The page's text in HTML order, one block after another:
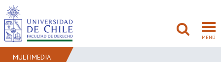
MENÚ
MULTIMEDIA